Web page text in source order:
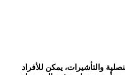
والتأشيرات، يمكن للأفراد